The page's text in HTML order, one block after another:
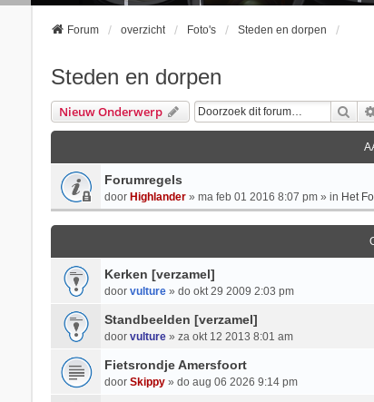
Forum overzicht Foto's Steden en dorpen
Steden en dorpen
Nieuw Onderwerp
Forumregels
door Highlander» ma feb 01 2016 8:07 pm » in Het
Kerken [verzamel]
door vulture» do okt 29 2009 2:03 pm
Standbeelden [verzamel]
door vulture» za okt 12 2013 8:01 am
Fietsrondje Amersfoort
door Skippy» do aug 06 2026 9:14 pm